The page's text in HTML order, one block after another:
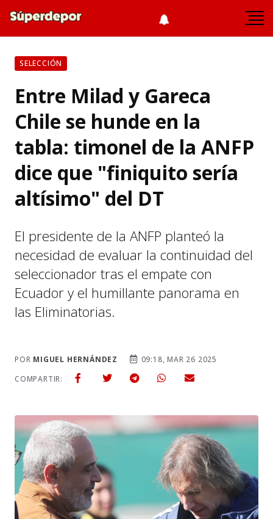
SELECCIÓN
Entre Milad y Gareca
Chile se hunde en la
tabla: timonel de la ANFP
dice que "finiquito sería
altísimo" del DT
El presidente de la ANFP planteó la
necesidad de evaluar la continuidad del
seleccionador tras el empate con
Ecuador y el humillante panorama en
las Eliminatorias.
POR MIGUEL HERNÁNDEZ
09:18, MAR 26 2025
COMPARTIR: